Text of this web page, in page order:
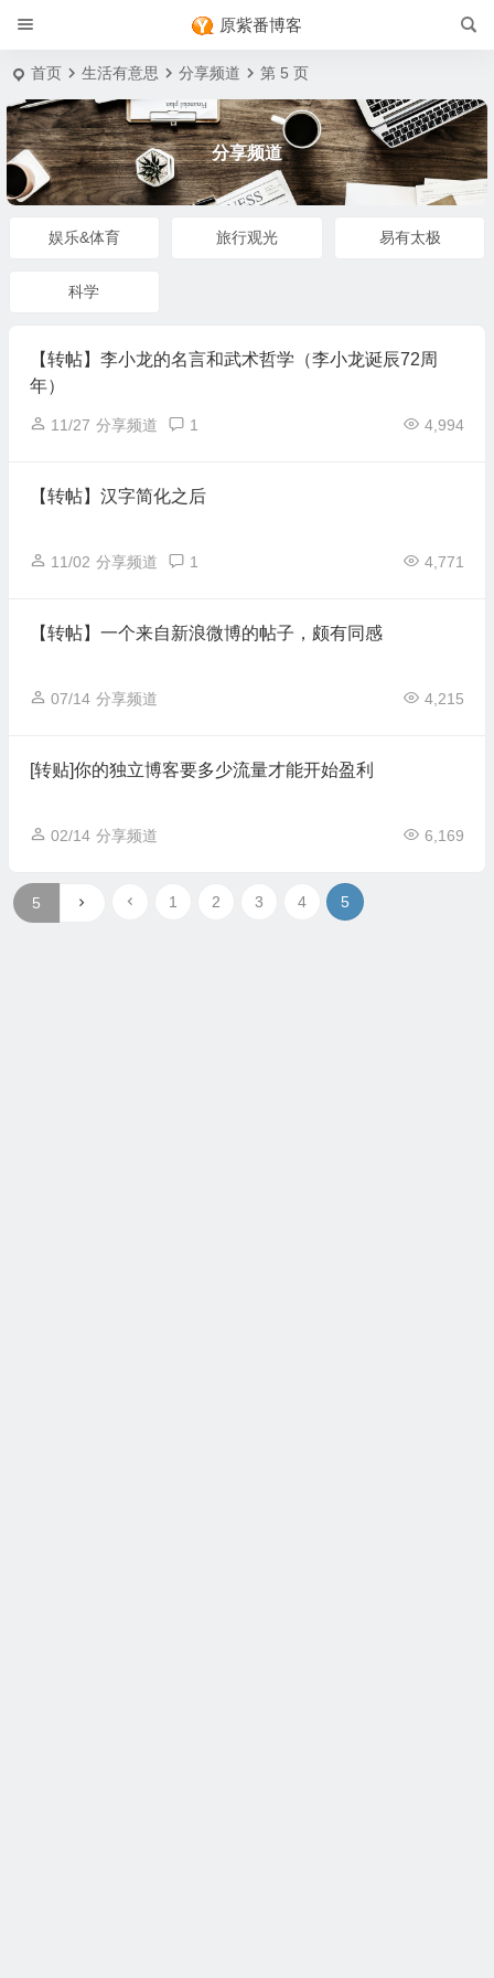
原紫番博客
首页 生活有意思 分享频道 第 5 页
分享频道
娱乐&体育 旅行观光 易有太极
科学
【转帖】李小龙的名言和武术哲学（李小龙诞辰72周
年）
11/27 分享频道 4,994
1
【转帖】汉字简化之后
11/02 分享频道 4,771
1
【转帖】一个来自新浪微博的帖子，颇有同感
07/14 分享频道 4,215
[转贴]你的独立博客要多少流量才能开始盈利
02/14 分享频道 6,169
1 2 3 4 5